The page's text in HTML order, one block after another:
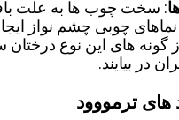
: سخت چوب ها به علت
نماهای چوبی چشم نواز
گونه های این نوع
در بیایند.
های ترمووود